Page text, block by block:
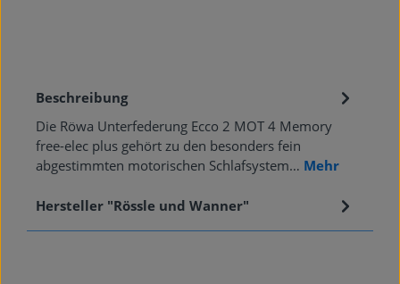
Beschreibung
Die Röwa Unterfederung Ecco 2 MOT 4 Memory
free-elec plus gehört zu den besonders fein
abgestimmten motorischen Schlafsystem… Mehr
Hersteller "Rössle und Wanner"